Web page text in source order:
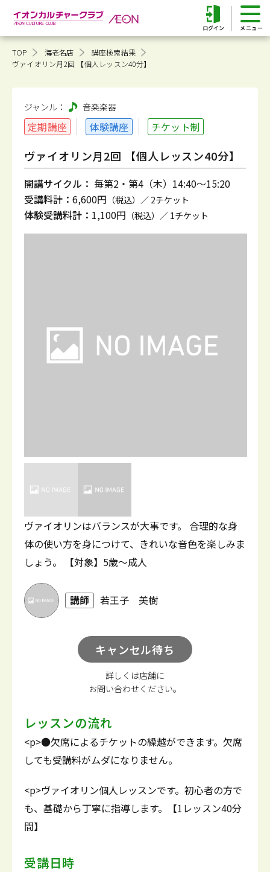
ログイン
TOP 海老名店
講座検索結果
ヴァイオリン月2回 【個人レッスン40分】
ジャンル： 音楽楽器
定期講座 体験講座 チケット制
ヴァイオリン月2回 【個人レッスン40分】
開講サイクル： 毎第2・第4（木）14:40～15:20
受講料計： 6,600円 （税込）／ 2チケット
体験受講料計： 1,100円 （税込）／ 1チケット
ヴァイオリンはバランスが大事です。 合理的な身
体の使い方を身につけて、きれいな音色を楽しみま
しょう。 【対象】5歳～成人
講師 若王子 美樹
キャンセル待ち
詳しくは店舗に
お問い合わせください。
レッスンの流れ
<p>●欠席によるチケットの繰越ができます。欠席
しても受講料がムダになりません。
<p>ヴァイオリン個人レッスンです。初心者の方で
も、基礎から丁寧に指導します。【1レッスン40分
間】
受講日時